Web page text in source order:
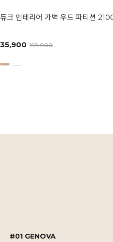
듀크 인테리어 가벽 우드 파티션
35,900 199,000
#01 GENOVA
#02 GENOVA
#03 MOTION DESK
#01 GENOVA